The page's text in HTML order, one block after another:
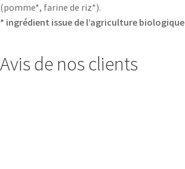
(pomme*, farine de riz*).
* ingrédient issue de l’agriculture biologique
Avis de nos clients